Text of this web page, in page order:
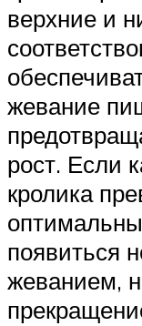
верхние и
жевание
рост. Если
кролика
появиться
жеванием,